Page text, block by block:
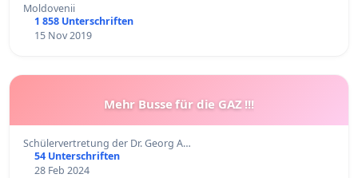
Moldovenii
1 858 Unterschriften
15 Nov 2019
Mehr Busse für die GAZ !!!
Schülervertretung der Dr. Georg A…
54 Unterschriften
28 Feb 2024